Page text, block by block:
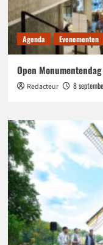
Agenda Evenementen
Open
Redacteur 8